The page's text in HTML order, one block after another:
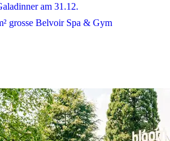
am 31.12.
grosse Belvoir Spa & Gym